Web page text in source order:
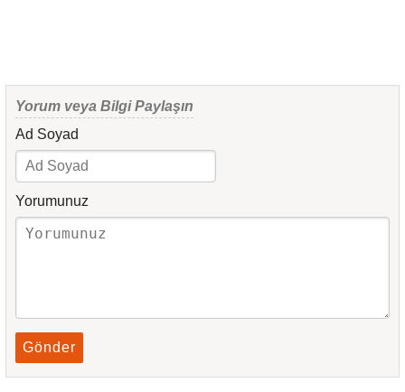
Yorum veya Bilgi Paylaşın
Ad Soyad
Yorumunuz
Gönder